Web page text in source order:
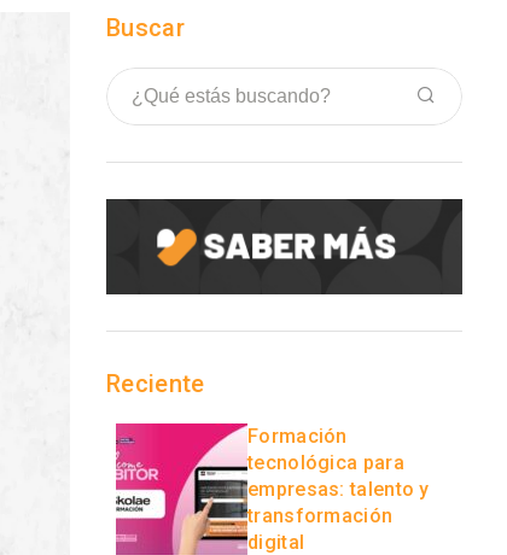
Buscar
Reciente
Formación
tecnológica para
empresas: talento y
transformación
digital